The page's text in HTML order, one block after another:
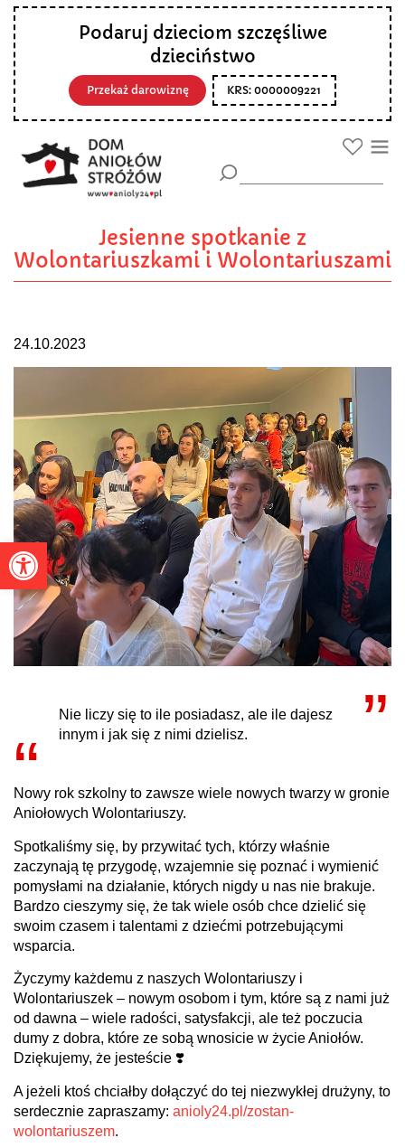
Otwórz pasek narzędzi
Podaruj dzieciom szczęśliwe
dzieciństwo
Przekaż darowiznę KRS: 0000009221
Jesienne spotkanie z
Wolontariuszkami i Wolontariuszami
24.10.2023
Nie liczy się to ile posiadasz, ale ile dajesz
innym i jak się z nimi dzielisz.
Nowy rok szkolny to zawsze wiele nowych twarzy w gronie
Aniołowych Wolontariuszy.
Spotkaliśmy się, by przywitać tych, którzy właśnie
zaczynają tę przygodę, wzajemnie się poznać i wymienić
pomysłami na działanie, których nigdy u nas nie brakuje.
Bardzo cieszymy się, że tak wiele osób chce dzielić się
swoim czasem i talentami z dziećmi potrzebującymi
wsparcia.
Życzymy każdemu z naszych Wolontariuszy i
Wolontariuszek – nowym osobom i tym, które są z nami już
od dawna – wiele radości, satysfakcji, ale też poczucia
dumy z dobra, które ze sobą wnosicie w życie Aniołów.
Dziękujemy, że jesteście ❣️
A jeżeli ktoś chciałby dołączyć do tej niezwykłej drużyny, to
serdecznie zapraszamy: anioly24.pl/zostan-
wolontariuszem.